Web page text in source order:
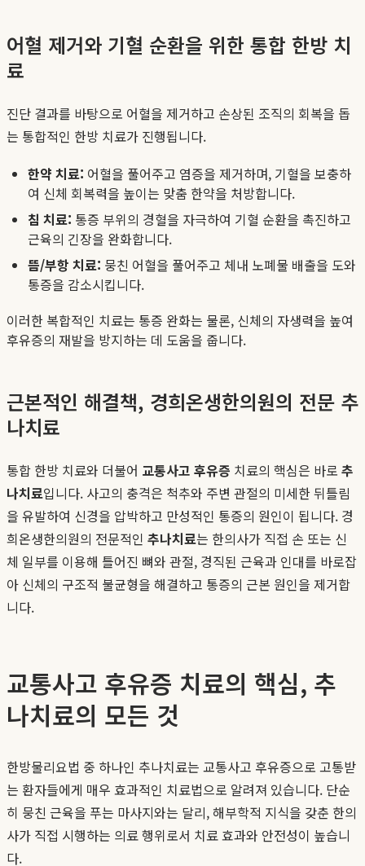
어혈 제거와 기혈 순환을 위한 통합 한방 치
료
진단 결과를 바탕으로 어혈을 제거하고 손상된 조직의 회복을 돕
는 통합적인 한방 치료가 진행됩니다.
한약 치료: 어혈을 풀어주고 염증을 제거하며, 기혈을 보충하
여 신체 회복력을 높이는 맞춤 한약을 처방합니다.
침 치료: 통증 부위의 경혈을 자극하여 기혈 순환을 촉진하고
근육의 긴장을 완화합니다.
뜸/부항 치료: 뭉친 어혈을 풀어주고 체내 노폐물 배출을 도와
통증을 감소시킵니다.
이러한 복합적인 치료는 통증 완화는 물론, 신체의 자생력을 높여
후유증의 재발을 방지하는 데 도움을 줍니다.
근본적인 해결책, 경희온생한의원의 전문 추
나치료
통합 한방 치료와 더불어 교통사고 후유증 치료의 핵심은 바로 추
나치료입니다. 사고의 충격은 척추와 주변 관절의 미세한 뒤틀림
을 유발하여 신경을 압박하고 만성적인 통증의 원인이 됩니다. 경
희온생한의원의 전문적인 추나치료는 한의사가 직접 손 또는 신
체 일부를 이용해 틀어진 뼈와 관절, 경직된 근육과 인대를 바로잡
아 신체의 구조적 불균형을 해결하고 통증의 근본 원인을 제거합
니다.
교통사고 후유증 치료의 핵심, 추
나치료의 모든 것
한방물리요법 중 하나인 추나치료는 교통사고 후유증으로 고통받
는 환자들에게 매우 효과적인 치료법으로 알려져 있습니다. 단순
히 뭉친 근육을 푸는 마사지와는 달리, 해부학적 지식을 갖춘 한의
사가 직접 시행하는 의료 행위로서 치료 효과와 안전성이 높습니
다.